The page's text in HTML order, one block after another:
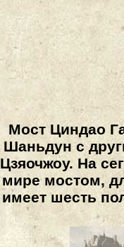
Мост Циндао
Шаньдун с
Цзяочжоу. На
мире мостом,
имеет шесть